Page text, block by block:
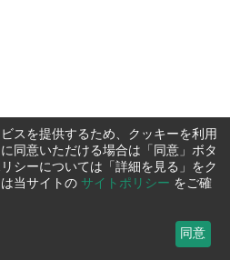
スを提供するため、クッキーを利用
同意いただける場合は「同意」ボタ
シーについては「詳細を見る」をク
当サイトの サイトポリシー をご確
同意